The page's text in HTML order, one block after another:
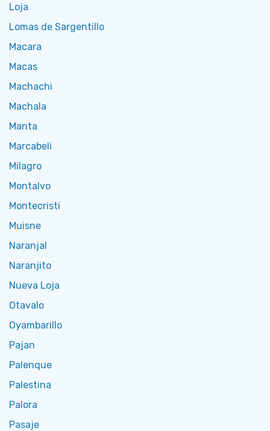
Loja
Lomas de Sargentillo
Macara
Macas
Machachi
Machala
Manta
Marcabeli
Milagro
Montalvo
Montecristi
Muisne
Naranjal
Naranjito
Nueva Loja
Otavalo
Oyambarillo
Pajan
Palenque
Palestina
Palora
Pasaje